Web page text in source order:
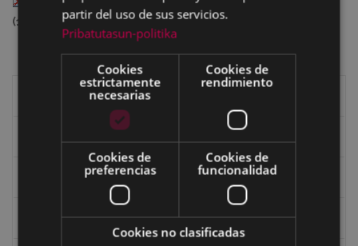
(13291341 bytes)
Libros de Eibar
Goi Argi
partir del uso de sus servicios.
Pribatutasun-politika
Cookies
estrictamente
necesarias
Cookies de
rendimiento
Cookies de
preferencias
Cookies de
funcionalidad
Cookies no clasificadas